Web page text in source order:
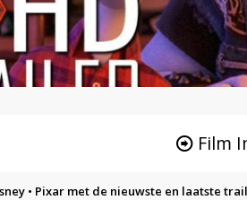
Film
• Pixar met de nieuwste en laatste